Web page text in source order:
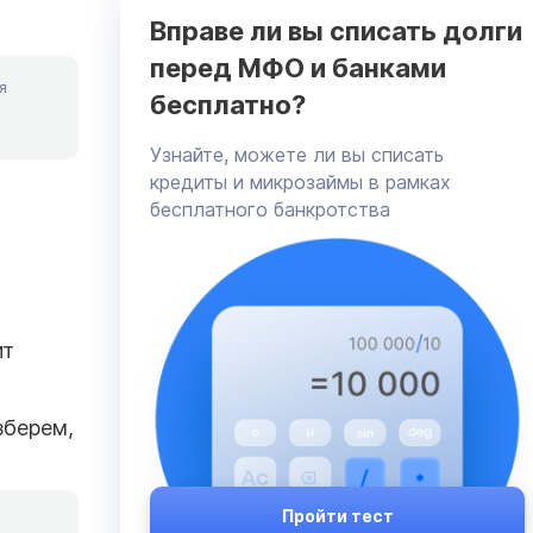
Вправе ли вы списать долги
перед МФО и банками
бесплатно?
Узнайте, можете ли вы списать
кредиты и микрозаймы в рамках
бесплатного банкротства
Пройти тест